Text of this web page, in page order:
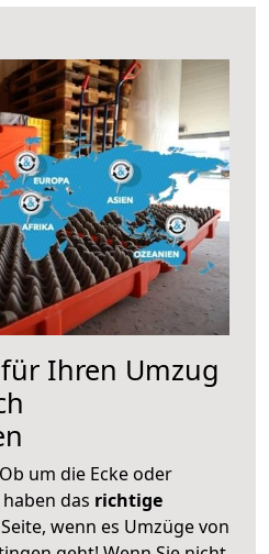
Ihren Umzug
um die Ecke oder
das richtige
wenn es Umzüge von